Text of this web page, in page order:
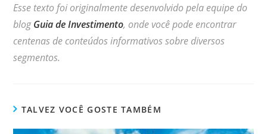
Esse texto foi originalmente desenvolvido pela equipe do
blogGuia de Investimento, onde você pode encontrar
centenas de conteúdos informativos sobre diversos
segmentos.
TALVEZ VOCÊ GOSTE TAMBÉM